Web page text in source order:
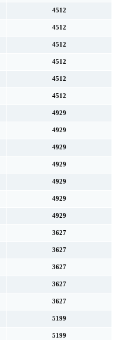
4512
4512
4512
4512
4512
4512
4929
4929
4929
4929
4929
4929
4929
3627
3627
3627
3627
3627
5199
5199